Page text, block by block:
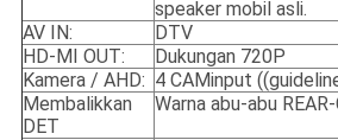
speaker mobil asli.
AV IN:
DTV
HD-MI OUT:
Dukungan 720P
Kamera / AHD: 4 CAMinput
Membalikkan
DET
Warna abu-abu